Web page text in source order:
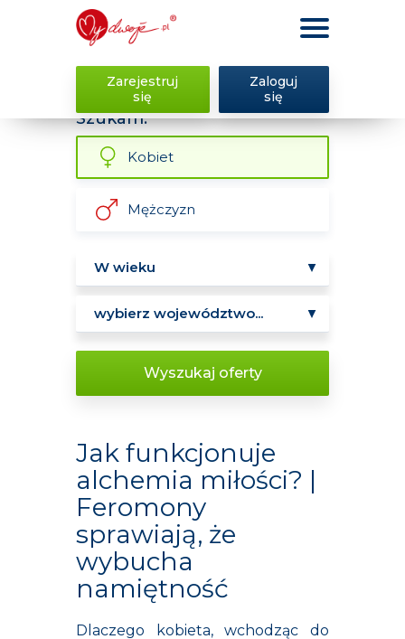
Zarejestruj
się
Zaloguj
się
Szukam:
Kobiet
Mężczyzn
Wyszukaj oferty
Jak funkcjonuje
alchemia miłości? |
Feromony
sprawiają, że
wybucha
namiętność
Dlaczego kobieta, wchodząc do